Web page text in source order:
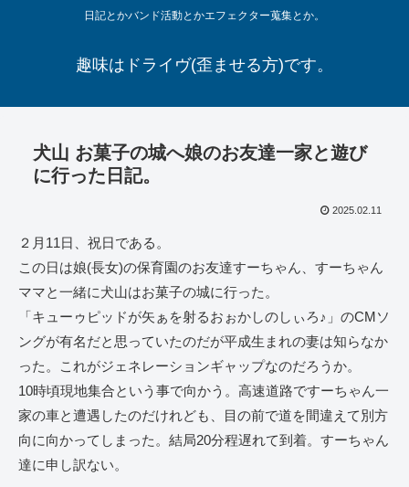
日記とかバンド活動とかエフェクター蒐集とか。
趣味はドライヴ(歪ませる方)です。
犬山 お菓子の城へ娘のお友達一家と遊び
に行った日記。
2025.02.11
２月11日、祝日である。
この日は娘(長女)の保育園のお友達すーちゃん、すーちゃん
ママと一緒に犬山はお菓子の城に行った。
「キューゥピッドが矢ぁを射るおぉかしのしぃろ♪」のCMソ
ングが有名だと思っていたのだが平成生まれの妻は知らなか
った。これがジェネレーションギャップなのだろうか。
10時頃現地集合という事で向かう。高速道路ですーちゃん一
家の車と遭遇したのだけれども、目の前で道を間違えて別方
向に向かってしまった。結局20分程遅れて到着。すーちゃん
達に申し訳ない。